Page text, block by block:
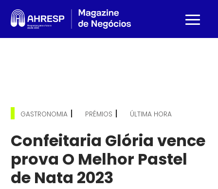
GASTRONOMIA | PRÉMIOS | ÚLTIMA HORA
Confeitaria Glória vence
prova O Melhor Pastel
de Nata 2023